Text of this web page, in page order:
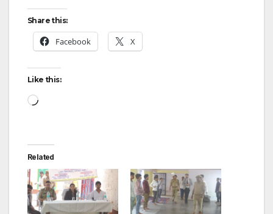
Share this:
Facebook X
Like this:
Loading…
Related